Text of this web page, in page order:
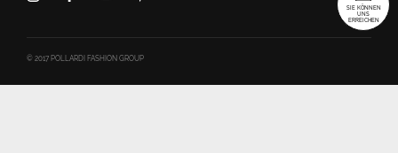
© 2017 POLLARDI FASHION GROUP
SIE KÖNNEN
UNS
ERREICHEN